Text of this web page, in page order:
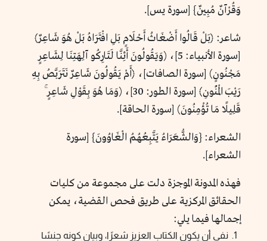
وَقُرْآنٌ مُبِينٌ} [سورة يس].
شاعر: ﴿بَلْ قَالُوا أَضْغَاثُ أَحْلَامٍ بَلِ افْتَرَاهُ بَلْ هُوَ شَاعِرٌ﴾
[سورة الأنبياء: 5]، (وَيَقُولُونَ أَئِنَّا لَتَارِكُو آلِهَتِنَا لِشَاعِرٍ
مَجْنُونٍ) [سورة الصافات]، ﴿أَمْ يَقُولُونَ شَاعِرٌ نَتَرَبَّصُ بِهِ
رَيْبَ الْمَنُونِ﴾ [سورة الطور: 30]، (وَمَا هُوَ بِقَوْلِ شَاعِرٍ ۚ
قَلِيلًا مَا تُؤْمِنُونَ) [سورة الحاقة].
الشعراء: {وَالشُّعَرَاءُ يَتَّبِعُهُمُ الْغَاوُونَ} [سورة
الشعراء].
فهذه المدونة الموجزة دلت على مجموعة من كليات
الحقائق المركزية على طريق فحص القضية، يمكن
إجمالها فيما يلي:
نفي أن يكون الكتاب العزيز شعرًا، وبيان كونه جنسًا